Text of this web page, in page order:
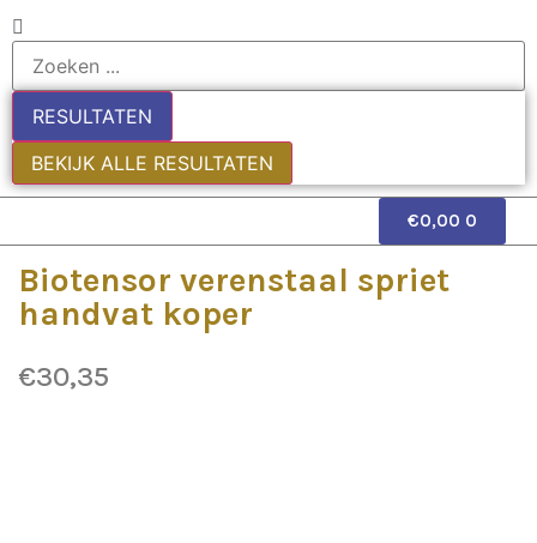
RESULTATEN
BEKIJK ALLE RESULTATEN
€0,00 0
Biotensor verenstaal spriet
handvat koper
€30,35